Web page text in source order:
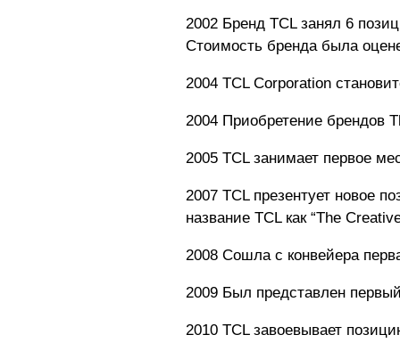
2002 Бренд TCL занял 6
Стоимость бренда была
2004 TCL Corporation
2004 Приобретение брендов
2005 TCL занимает первое
2007 TCL презентует новое
название TCL как “The
2008 Сошла с конвейера
2009 Был представлен
2010 TCL завоевывает